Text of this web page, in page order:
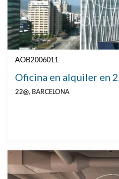
AOB2006011
Oficina en alquiler en
22@, BARCELONA